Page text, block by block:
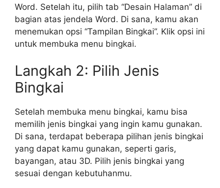
Word. Setelah itu, pilih tab “Desain Halaman” di
bagian atas jendela Word. Di sana, kamu akan
menemukan opsi “Tampilan Bingkai”. Klik opsi ini
untuk membuka menu bingkai.
Langkah 2: Pilih Jenis
Bingkai
Setelah membuka menu bingkai, kamu bisa
memilih jenis bingkai yang ingin kamu gunakan.
Di sana, terdapat beberapa pilihan jenis bingkai
yang dapat kamu gunakan, seperti garis,
bayangan, atau 3D. Pilih jenis bingkai yang
sesuai dengan kebutuhanmu.